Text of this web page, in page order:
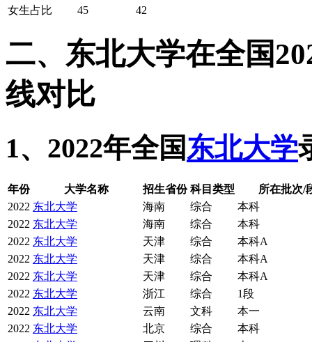
女生占比
45 42
二、东北大学在全国
线对比
1、2022年全国东北大学
年份 大学名称 招生省份 科目类型
所在批次/
2022 东北大学 海南 综合
本科
2022 东北大学 海南 综合
本科
2022 东北大学 天津 综合
本科A
2022 东北大学 天津 综合
本科A
2022 东北大学 天津 综合
本科A
2022 东北大学 浙江 综合
1段
2022 东北大学 云南 文科
本一
2022 东北大学 北京 综合
本科